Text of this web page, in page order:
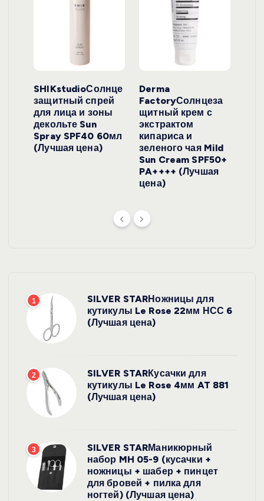
SHIKstudioСолнце
защитный спрей
для лица и зоны
декольте Sun
Spray SPF40 60мл
(Лучшая цена)
Derma
FactoryСолнцеза
щитный крем с
экстрактом
кипариса и
зеленого чая Mild
Sun Cream SPF50+
PA++++ (Лучшая
цена)
1
SILVER STARНожницы для
кутикулы Le Rose 22мм НСС 6
(Лучшая цена)
2
SILVER STARКусачки для
кутикулы Le Rose 4мм AT 881
(Лучшая цена)
3
SILVER STARМаникюрный
набор MH 05-9 (кусачки +
ножницы + шабер + пинцет
для бровей + пилка для
ногтей) (Лучшая цена)